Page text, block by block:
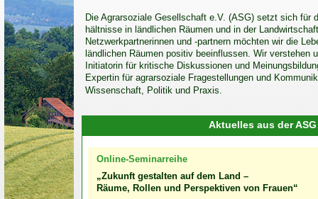
Die Agrarsoziale Gesellschaft e.V. (ASG) setzt sich für
hältnisse in länd­lichen Räumen und in der
Netzwerk­partnerinnen und -partnern möchten wir die
ländlichen Räumen positiv beein­flussen. Wir verstehen
Initiatorin für kritische Diskus­sionen und
Expertin für agrar­soziale Frage­stellungen und
Wissen­schaft, Politik und Praxis.
Aktuelles aus der ASG
Online-Seminarreihe
„Zukunft gestalten auf dem Land –
Räume, Rollen und Perspektiven von Frauen“